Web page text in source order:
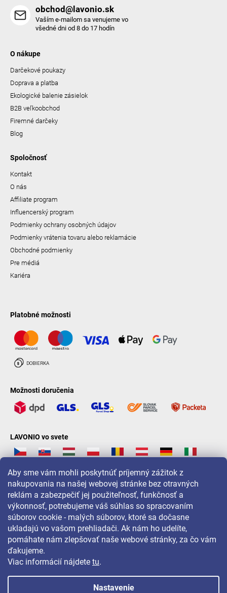
Aby sme vám mohli poskytnúť príjemný zážitok z
nakupovania na našej webovej stránke bez otravných
reklám a zabezpečiť jej použiteľnosť, funkčnosť a
výkonnosť, potrebujeme váš súhlas so spracovaním
súborov cookie - malých súborov, ktoré sa dočasne
ukladajú vo vašom prehliadači. Ak nám ho udelíte,
pomáhate nám zlepšovať naše webové stránky, za čo vám
ďakujeme.
Viac informácií nájdete tu.
Nastavenie
obchod@lavonio.sk
Vaším e-mailom sa venujeme vo
všedné dni od 8 do 17 hodín
O nákupe
Darčekové poukazy
Doprava a platba
Ekologické balenie zásielok
B2B veľkoobchod
Firemné darčeky
Blog
Spoločnosť
Kontakt
O nás
Affiliate program
Influencerský program
Podmienky ochrany osobných údajov
Podmienky vrátenia tovaru alebo reklamácie
Obchodné podmienky
Pre médiá
Kariéra
Platobné možnosti
Možnosti doručenia
LAVONIO vo svete
Pre akcie, súťaže a zľavy nás sledujte na: